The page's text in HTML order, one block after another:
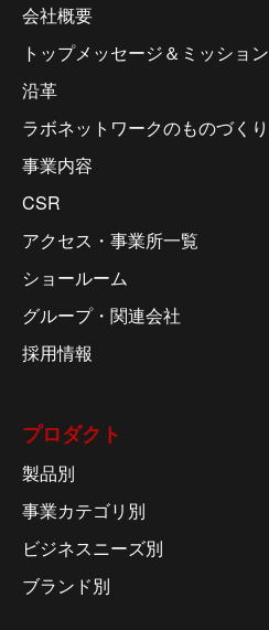
会社概要
トップメッセージ＆ミッション
沿革
ラボネットワークのものづくり
事業内容
CSR
アクセス・事業所一覧
ショールーム
グループ・関連会社
採用情報
プロダクト
製品別
事業カテゴリ別
ビジネスニーズ別
ブランド別